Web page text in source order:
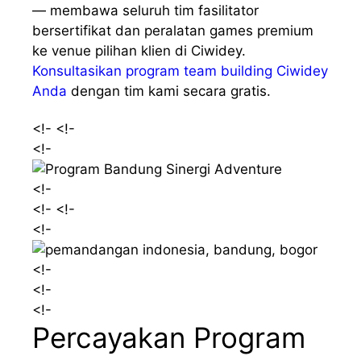
— membawa seluruh tim fasilitator
bersertifikat dan peralatan games premium
ke venue pilihan klien di Ciwidey.
Konsultasikan program team building Ciwidey
Anda dengan tim kami secara gratis.
<!- <!-
<!-
<!-
<!- <!-
<!-
<!-
<!-
<!-
Percayakan Program